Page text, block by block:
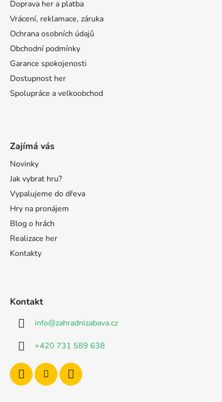
Doprava her a platba
Vrácení, reklamace, záruka
Ochrana osobních údajů
Obchodní podmínky
Garance spokojenosti
Dostupnost her
Spolupráce a velkoobchod
Zajímá vás
Novinky
Jak vybrat hru?
Vypalujeme do dřeva
Hry na pronájem
Blog o hrách
Realizace her
Kontakty
Kontakt
info@zahradnizabava.cz
+420 731 589 638